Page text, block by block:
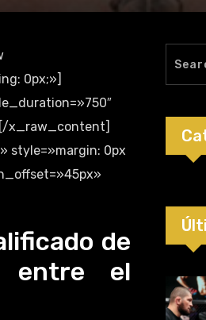
0px;»]
x_raw_content]
style=»margin: 0px
de
entre el